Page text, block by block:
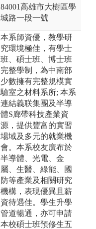
84001高雄市大樹區學
城路一段一號
本系師資優，教學研
究環境極佳，有學士
班、碩士班、博士班
完整學制，為中南部
少數擁有完整規模實
驗室之材料系所; 本系
連結義联集團及半導
體S廊帶科技產業資
源，提供豐富的實習
場域及多元的就業機
會。本系校友廣布於
半導體、光電、金
屬、生醫、綠能、國
防等產業及相關研究
機構，表現優異且薪
資待遇佳。學生升學
管道暢通，亦可申請
本校碩士班預修生五